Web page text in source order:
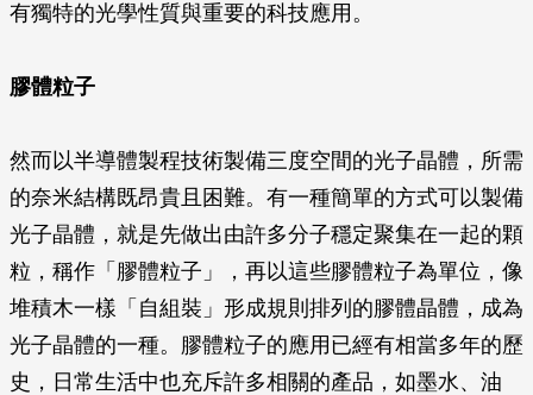
有獨特的光學性質與重要的科技應用。
膠體粒子
然而以半導體製程技術製備三度空間的光子晶體，所需
的奈米結構既昂貴且困難。有一種簡單的方式可以製備
光子晶體，就是先做出由許多分子穩定聚集在一起的顆
粒，稱作「膠體粒子」，再以這些膠體粒子為單位，像
堆積木一樣「自組裝」形成規則排列的膠體晶體，成為
光子晶體的一種。膠體粒子的應用已經有相當多年的歷
史，日常生活中也充斥許多相關的產品，如墨水、油